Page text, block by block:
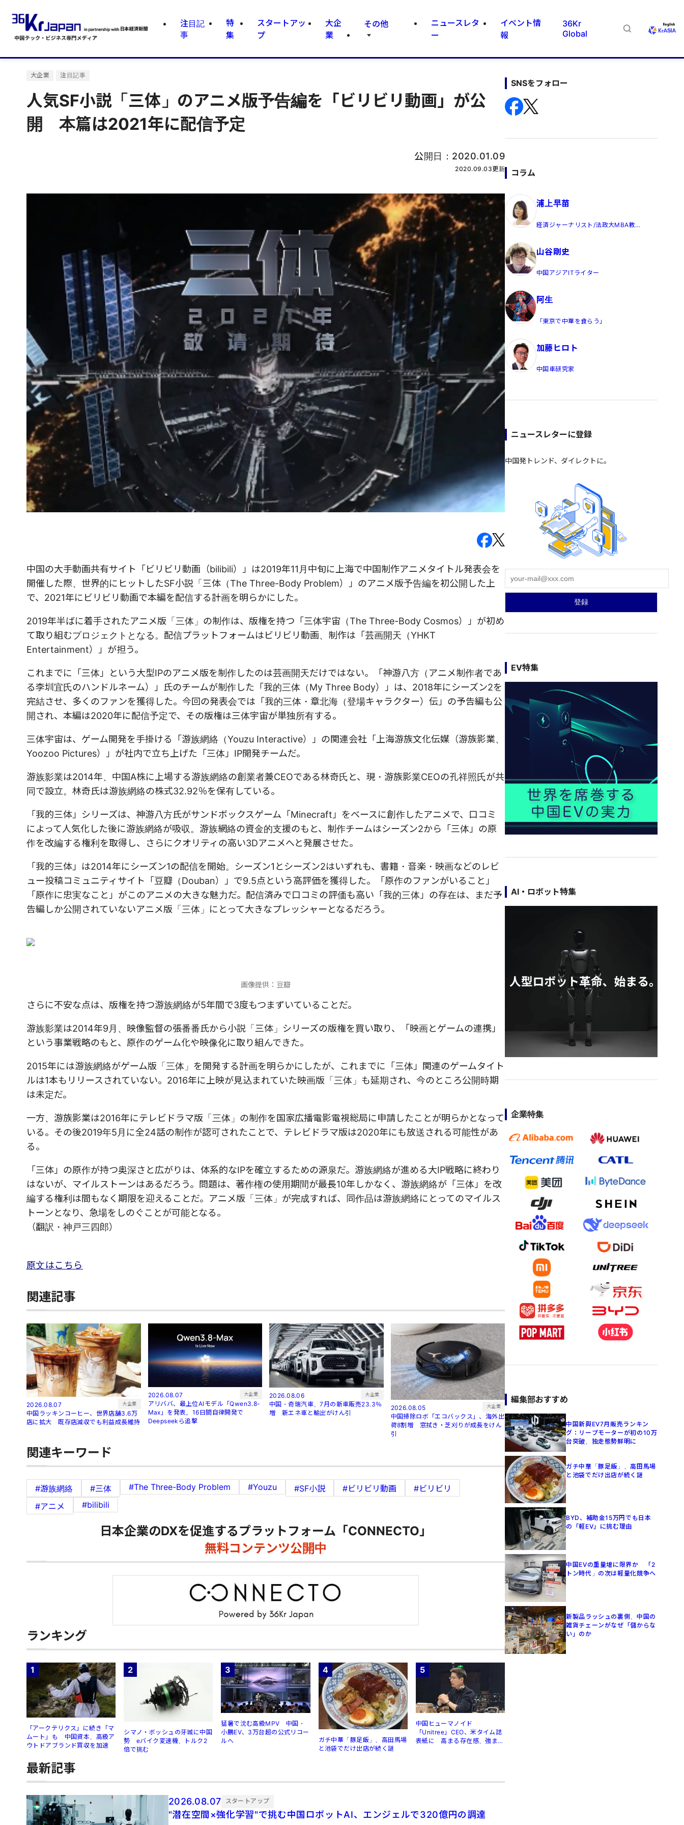
注目記
事
特
集
スタートアッ
プ
大企
業
その他
ニュースレタ
ー
イベント情
報
36Kr
Global
大企業 注目記事
人気SF小説「三体」のアニメ版予告編を「ビリビリ動画」が公
開 本篇は2021年に配信予定
公開日： 2020.01.09
2020.09.03更新
中国の大手動画共有サイト「ビリビリ動画（bilibili）」は2019年11月中旬に上海で中国制作アニメタイトル発表会を
開催した際、世界的にヒットしたSF小説「三体（The Three-Body Problem）」のアニメ版予告編を初公開した上
で、2021年にビリビリ動画で本編を配信する計画を明らかにした。
2019年半ばに着手されたアニメ版「三体」の制作は、版権を持つ「三体宇宙（The Three-Body Cosmos）」が初め
て取り組むプロジェクトとなる。配信プラットフォームはビリビリ動画、制作は「芸画開天（YHKT
Entertainment）」が担う。
これまでに「三体」という大型IPのアニメ版を制作したのは芸画開天だけではない。「神游八方（アニメ制作者であ
る李圳宜氏のハンドルネーム）」氏のチームが制作した「我的三体（My Three Body）」は、2018年にシーズン2を
完結させ、多くのファンを獲得した。今回の発表会では「我的三体・章北海（登場キャラクター）伝」の予告編も公
開され、本編は2020年に配信予定で、その版権は三体宇宙が単独所有する。
三体宇宙は、ゲーム開発を手掛ける「游族網絡（Youzu Interactive）」の関連会社「上海游族文化伝媒（游族影業、
Yoozoo Pictures）」が社内で立ち上げた「三体」IP開発チームだ。
游族影業は2014年、中国A株に上場する游族網絡の創業者兼CEOである林奇氏と、現・游族影業CEOの孔祥照氏が共
同で設立。林奇氏は游族網絡の株式32.92％を保有している。
「我的三体」シリーズは、神游八方氏がサンドボックスゲーム「Minecraft」をベースに創作したアニメで、口コミ
によって人気化した後に游族網絡が吸収。游族網絡の資金的支援のもと、制作チームはシーズン2から「三体」の原
作を改編する権利を取得し、さらにクオリティの高い3Dアニメへと発展させた。
「我的三体」は2014年にシーズン1の配信を開始。シーズン1とシーズン2はいずれも、書籍・音楽・映画などのレビ
ュー投稿コミュニティサイト「豆瓣（Douban）」で9.5点という高評価を獲得した。「原作のファンがいること」
「原作に忠実なこと」がこのアニメの大きな魅力だ。配信済みで口コミの評価も高い「我的三体」の存在は、まだ予
告編しか公開されていないアニメ版「三体」にとって大きなプレッシャーとなるだろう。
画像提供：豆瓣
さらに不安な点は、版権を持つ游族網絡が5年間で3度もつまずいていることだ。
游族影業は2014年9月、映像監督の張番番氏から小説「三体」シリーズの版権を買い取り、「映画とゲームの連携」
という事業戦略のもと、原作のゲーム化や映像化に取り組んできた。
2015年には游族網絡がゲーム版「三体」を開発する計画を明らかにしたが、これまでに「三体」関連のゲームタイト
ルは1本もリリースされていない。2016年に上映が見込まれていた映画版「三体」も延期され、今のところ公開時期
は未定だ。
一方、游族影業は2016年にテレビドラマ版「三体」の制作を国家広播電影電視総局に申請したことが明らかとなって
いる。その後2019年5月に全24話の制作が認可されたことで、テレビドラマ版は2020年にも放送される可能性があ
る。
「三体」の原作が持つ奥深さと広がりは、体系的なIPを確立するための源泉だ。游族網絡が進める大IP戦略に終わり
はないが、マイルストーンはあるだろう。問題は、著作権の使用期間が最長10年しかなく、游族網絡が「三体」を改
編する権利は間もなく期限を迎えることだ。アニメ版「三体」が完成すれば、同作品は游族網絡にとってのマイルス
トーンとなり、急場をしのぐことが可能となる。
（翻訳・神戸三四郎）
原文はこちら
関連記事
2026.08.07 大企業
中国ラッキンコーヒー、世界店舗3.6万
店に拡大 既存店減収でも利益成長維持
2026.08.07 大企業
アリババ、最上位AIモデル「Qwen3.8-
Max」を発表。16日間自律開発で
Deepseekら追撃
2026.08.06 大企業
中国・奇瑞汽車、7月の新車販売23.3％
増 新エネ車と輸出がけん引
2026.08.05 大企業
中国掃除ロボ「エコバックス」、海外出
荷8割増 窓拭き・芝刈りが成長をけん
引
関連キーワード
#游族網絡 #三体 #The Three-Body Problem #Youzu #SF小説 #ビリビリ動画
#ビリビリ
#アニメ
#bilibili
日本企業のDXを促進するプラットフォーム「CONNECTO」
無料コンテンツ公開中
ランキング
1
「アークテリクス」に続き「マ
ムート」も 中国資本、高級ア
ウトドアブランド買収を加速
2
シマノ・ボッシュの牙城に中国
勢 eバイク変速機、トルク2
倍で挑む
3
猛暑で沈む高級MPV 中国・
小鵬EV、3万台超の公式リコー
ルへ
4
ガチ中華「豚足飯」、高田馬場
と池袋でだけ出店が続く謎
5
中国ヒューマノイド
「Unitree」CEO、米タイム誌
表紙に 高まる存在感、強まる
最新記事
2026.08.07 スタートアップ
"潜在空間×強化学習"で挑む中国ロボットAI、エンジェルで320億円の調達
SNSをフォロー
コラム
浦上早苗
経済ジャーナリスト/法政大MBA教
山谷剛史
中国アジアITライター
阿生
「東京で中華を食らう」
加藤ヒロト
中国車研究家
ニュースレターに登録
中国発トレンド、ダイレクトに。
EV特集
AI・ロボット特集
企業特集
編集部おすすめ
中国新興EV7月販売ランキン
グ：リープモーターが初の10万
台突破、独走態勢鮮明に
ガチ中華「豚足飯」、高田馬場
と池袋でだけ出店が続く謎
BYD、補助金15万円でも日本
の「軽EV」に挑む理由
中国EVの重量増に限界か 「2
トン時代」の次は軽量化競争へ
新製品ラッシュの裏側、中国の
雑貨チェーンがなぜ「儲からな
い」のか